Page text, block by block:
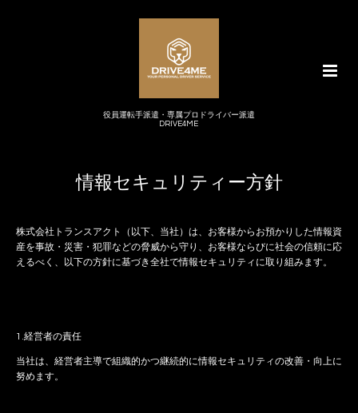
役員運転手派遣・専属プロドライバー派遣
DRIVE4ME
情報セキュリティー方針
株式会社トランスアクト（以下、当社）は、お客様からお預かりした情報資
産を事故・災害・犯罪などの脅威から守り、お客様ならびに社会の信頼に応
えるべく、以下の方針に基づき全社で情報セキュリティに取り組みます。
1.経営者の責任
当社は、経営者主導で組織的かつ継続的に情報セキュリティの改善・向上に
努めます。